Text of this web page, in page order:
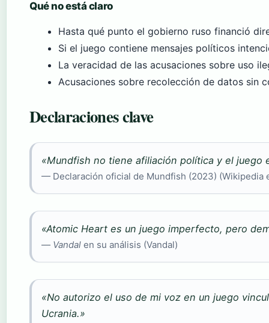
Qué no está claro
Hasta qué punto el gobierno ruso financió
Si el juego contiene mensajes políticos
La veracidad de las acusaciones sobre uso
Acusaciones sobre recolección de datos sin
Declaraciones clave
«Mundfish no tiene afiliación política y el juego
— Declaración oficial de Mundfish (2023) (Wikipedia
«Atomic Heart es un juego imperfecto, pero
— Vandal en su análisis (Vandal)
«No autorizo el uso de mi voz en un juego
Ucrania.»